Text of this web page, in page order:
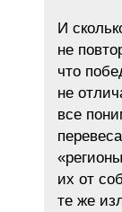
И
не
что
не
все
их от
те же